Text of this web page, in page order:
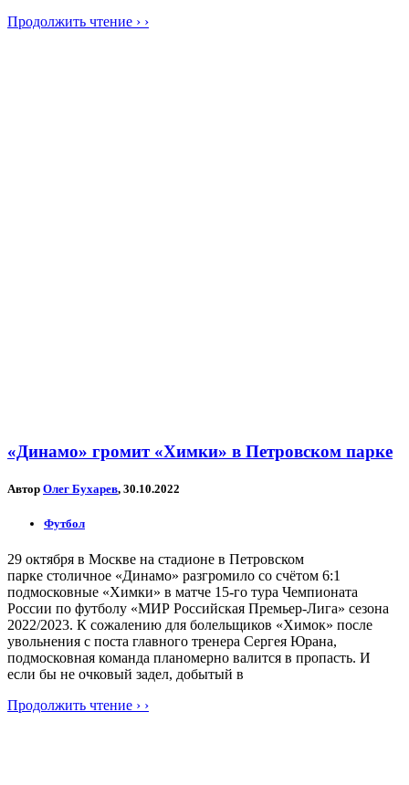
Продолжить чтение › ›
«Динамо» громит «Химки» в Петровском парке
Автор Олег Бухарев, 30.10.2022
Футбол
29 октября в Москве на стадионе в Петровском
парке столичное «Динамо» разгромило со счётом 6:1
подмосковные «Химки» в матче 15-го тура Чемпионата
России по футболу «МИР Российская Премьер-Лига» сезона
2022/2023. К сожалению для болельщиков «Химок» после
увольнения с поста главного тренера Сергея Юрана,
подмосковная команда планомерно валится в пропасть. И
если бы не очковый задел, добытый в
Продолжить чтение › ›